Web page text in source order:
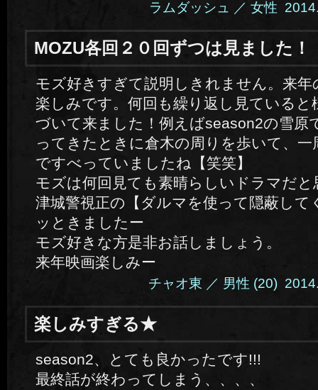
ラムダッシュ ／ 女性
MOZU各回２０回ずつは見ました！
モズ好きすぎて説明しきれません。来年
楽しみです。何回も繰り返し見ていると
づいて来ました！例えばseason2の雪原
ってきたときに倉木の周りを歩いて、
ですべっていましたね【笑笑】
モズは何回見ても素晴らしいドラマだと
津城警視正の【ダルマを使って隠蔽して
ッときましたー
モズ好きな方是非お話しましょう。
来年映画楽しみー
チャオ東 ／ 男性 (20)
楽しみすぎる★
season2、とても良かったです!!!
最終話が終わってしまう、、、、